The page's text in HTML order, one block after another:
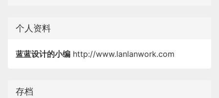
个人资料
蓝蓝设计的小编 http://www.lanlanwork.com
存档